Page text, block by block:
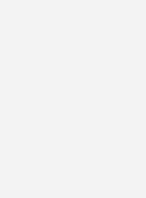
ausgestattet werden.
Thema Wärmeerzeugung
Thema Wärmepumpe